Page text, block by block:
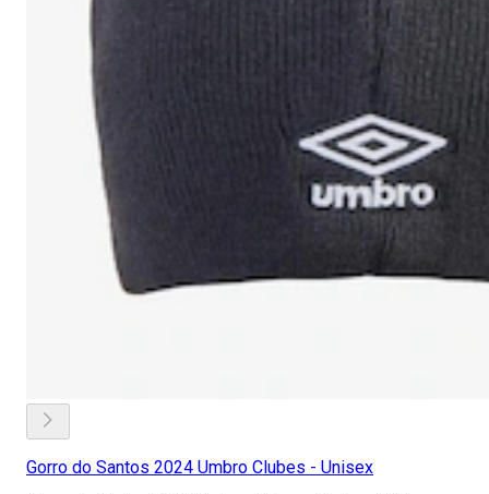
Gorro do Santos 2024 Umbro Clubes - Unisex